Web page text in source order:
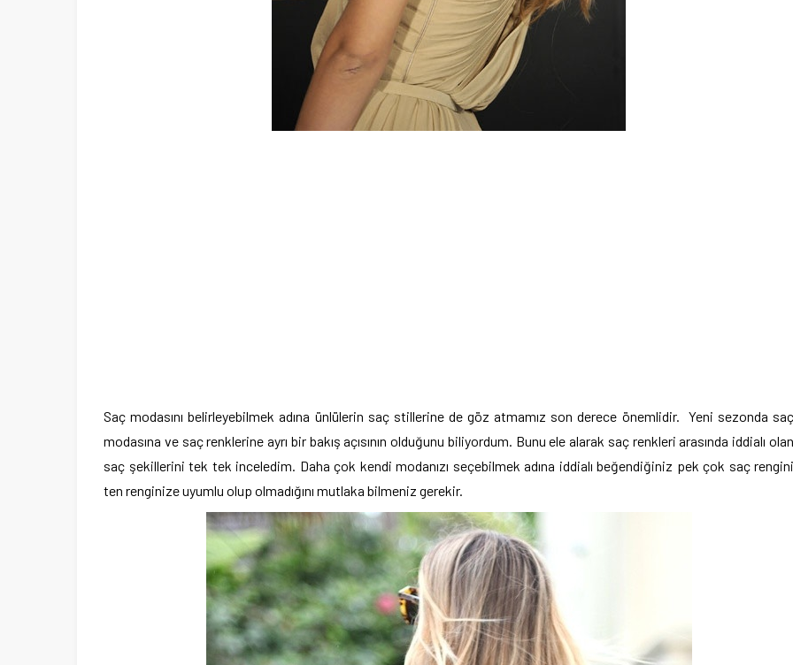
Saç modasını belirleyebilmek adına ünlülerin saç stillerine de göz atmamız son derece önemlidir. Yeni sezonda saç
modasına ve saç renklerine ayrı bir bakış açısının olduğunu biliyordum. Bunu ele alarak saç renkleri arasında iddialı olan
saç şekillerini tek tek inceledim. Daha çok kendi modanızı seçebilmek adına iddialı beğendiğiniz pek çok saç rengini
ten renginize uyumlu olup olmadığını mutlaka bilmeniz gerekir.